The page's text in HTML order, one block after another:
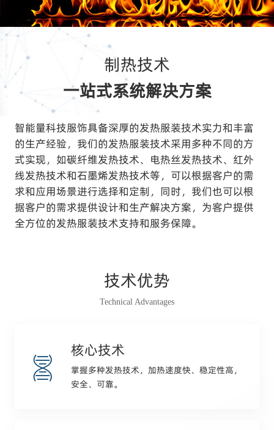
制热技术
一站式系统解决方案
智能量科技服饰具备深厚的发热服装技术实力和丰富
的生产经验，我们的发热服装技术采用多种不同的方
式实现，如碳纤维发热技术、电热丝发热技术、红外
线发热技术和石墨烯发热技术等，可以根据客户的需
求和应用场景进行选择和定制，同时，我们也可以根
据客户的需求提供设计和生产解决方案，为客户提供
全方位的发热服装技术支持和服务保障。
技术优势
Technical Advantages
核心技术
掌握多种发热技术，加热速度快、稳定性高，
安全、可靠。